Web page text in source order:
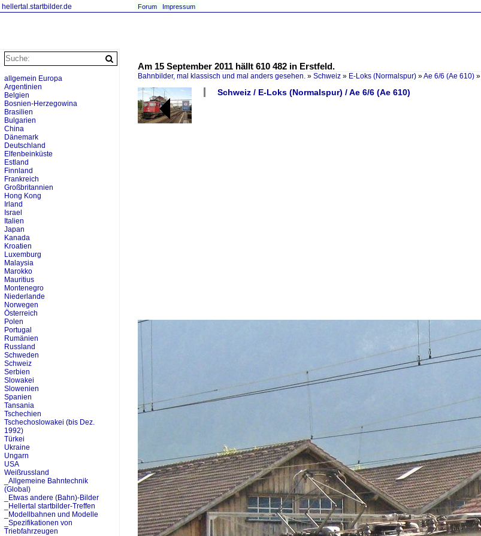
hellertal.startbilder.de Forum Impressum
Am 15 September 2011 hällt 610 482 in Erstfeld.
Bahnbilder, mal klassisch und mal anders gesehen. » Schweiz » E-Loks (Normalspur) »Ae 6/6 (Ae 610) »
Schweiz / E-Loks (Normalspur) / Ae 6/6 (Ae 610)
allgemein Europa
Argentinien
Belgien
Bosnien-Herzegowina
Brasilien
Bulgarien
China
Dänemark
Deutschland
Elfenbeinküste
Estland
Finnland
Frankreich
Großbritannien
Hong Kong
Irland
Israel
Italien
Japan
Kanada
Kroatien
Luxemburg
Malaysia
Marokko
Mauritius
Montenegro
Niederlande
Norwegen
Österreich
Polen
Portugal
Rumänien
Russland
Schweden
Schweiz
Serbien
Slowakei
Slowenien
Spanien
Tansania
Tschechien
Tschechoslowakei (bis Dez.
1992)
Türkei
Ukraine
Ungarn
USA
Weißrussland
_Allgemeine Bahntechnik
(Global)
_Etwas andere (Bahn)-Bilder
_Hellertal startbilder-Treffen
_Modellbahnen und Modelle
_Spezifikationen von
Triebfahrzeugen